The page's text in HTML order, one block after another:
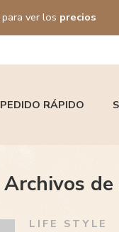
para ver los precios
PEDIDO RÁPIDO
Archivos
LIFE STYLE